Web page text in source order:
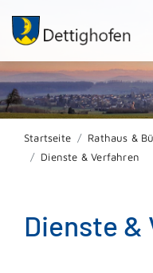
Startseite Rathaus &
Dienste & Verfahren
Dienste &